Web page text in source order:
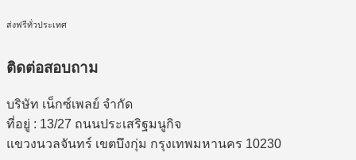
ส่งฟรีทั่วประเทศ
ติดต่อสอบถาม
บริษัท เน็กซ์เพลย์ จำกัด
ที่อยู่ : 13/27 ถนนประเสริฐมนูกิจ
แขวงนวลจันทร์ เขตบึงกุ่ม กรุงเทพมหานคร 10230